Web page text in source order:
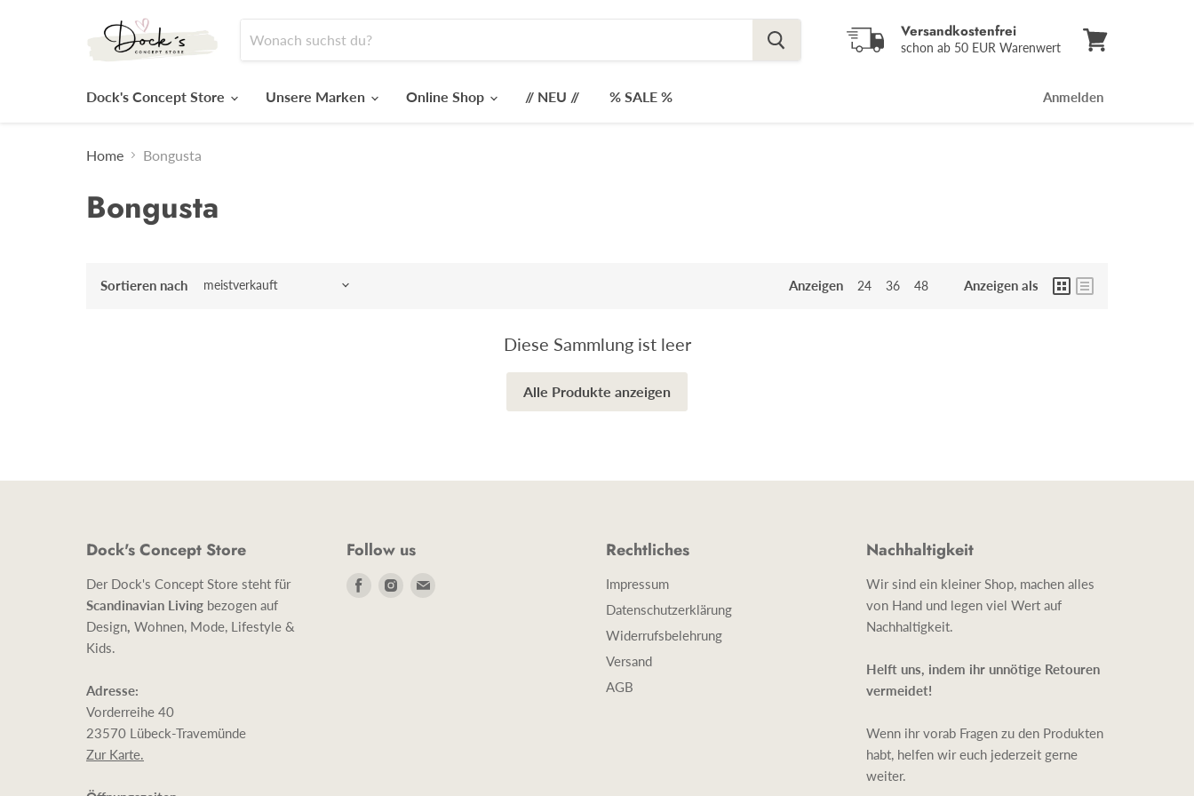
Versandkostenfrei
schon ab 50 EUR Warenwert
Dock's Concept Store
Unsere Marken Online Shop // NEU // % SALE % Anmelden
Home Bongusta
Bongusta
Sortieren nach Anzeigen 24 36 48 Anzeigen als
Diese Sammlung ist leer
Alle Produkte anzeigen
Dock's Concept Store
Der Dock's Concept Store steht für
Scandinavian Living bezogen auf
Design, Wohnen, Mode, Lifestyle &
Kids.
Adresse:
Vorderreihe 40
23570 Lübeck-Travemünde
Zur Karte.
Follow us
Finde
Finde
Rechtliches
Impressum
Datenschutzerklärung
Widerrufsbelehrung
Versand
AGB
Nachhaltigkeit
Wir sind ein kleiner Shop, machen alles
von Hand und legen viel Wert auf
Nachhaltigkeit.
Helft uns, indem ihr unnötige Retouren
vermeidet!
Wenn ihr vorab Fragen zu den Produkten
habt, helfen wir euch jederzeit gerne
weiter.